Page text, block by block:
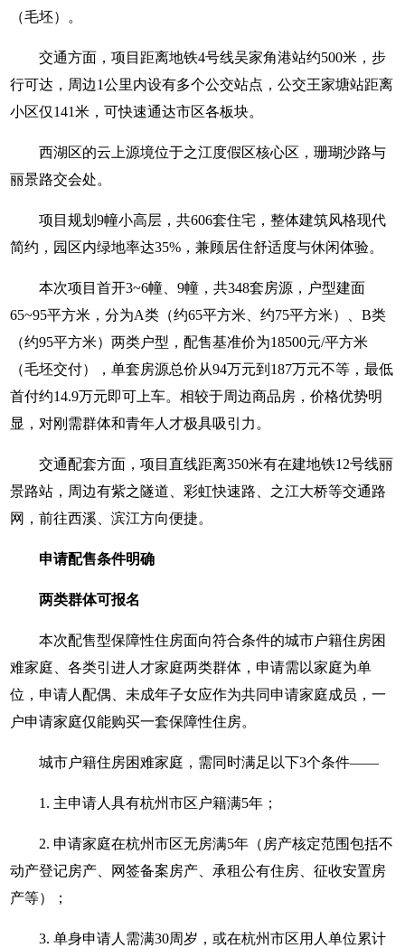
（毛坯）。
交通方面，项目距离地铁4号线吴家角港站约500米，步
行可达，周边1公里内设有多个公交站点，公交王家塘站距离
小区仅141米，可快速通达市区各板块。
西湖区的云上源境位于之江度假区核心区，珊瑚沙路与
丽景路交会处。
项目规划9幢小高层，共606套住宅，整体建筑风格现代
简约，园区内绿地率达35%，兼顾居住舒适度与休闲体验。
本次项目首开3~6幢、9幢，共348套房源，户型建面
65~95平方米，分为A类（约65平方米、约75平方米）、B类
（约95平方米）两类户型，配售基准价为18500元/平方米
（毛坯交付），单套房源总价从94万元到187万元不等，最低
首付约14.9万元即可上车。相较于周边商品房，价格优势明
显，对刚需群体和青年人才极具吸引力。
交通配套方面，项目直线距离350米有在建地铁12号线丽
景路站，周边有紫之隧道、彩虹快速路、之江大桥等交通路
网，前往西溪、滨江方向便捷。
申请配售条件明确
两类群体可报名
本次配售型保障性住房面向符合条件的城市户籍住房困
难家庭、各类引进人才家庭两类群体，申请需以家庭为单
位，申请人配偶、未成年子女应作为共同申请家庭成员，一
户申请家庭仅能购买一套保障性住房。
城市户籍住房困难家庭，需同时满足以下3个条件——
1. 主申请人具有杭州市区户籍满5年；
2. 申请家庭在杭州市区无房满5年（房产核定范围包括不
动产登记房产、网签备案房产、承租公有住房、征收安置房
产等）；
3. 单身申请人需满30周岁，或在杭州市区用人单位累计